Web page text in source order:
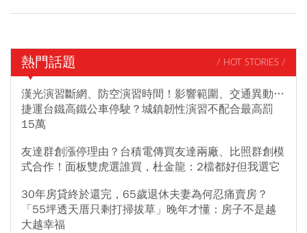
熱門話題 / HOT STORIES /
漢光演習斷網、防空演習時間！影響範圍、交通異動…
捷運台鐵高鐵公車停駛？城鎮韌性演習不配合最高罰
15萬
友達群創漲停理由？台積電傳買友達兩廠、比照群創模
式合作！面板雙虎選誰買，杜金龍：2檔都好但我選它
30年房貸終於還完，65歲退休夫妻為何忍痛賣房？
「55坪透天厝只剩打掃拔草」晚年才懂：房子不是越
大越幸福